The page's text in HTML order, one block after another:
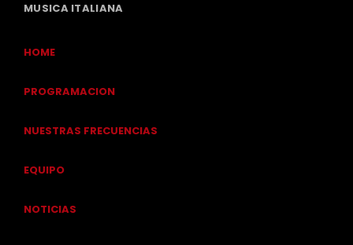
MUSICA ITALIANA
HOME
PROGRAMACION
NUESTRAS FRECUENCIAS
EQUIPO
NOTICIAS